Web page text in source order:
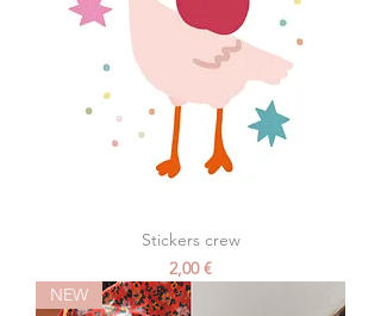
Stickers crew
Prezzo
2,00 €
NEW